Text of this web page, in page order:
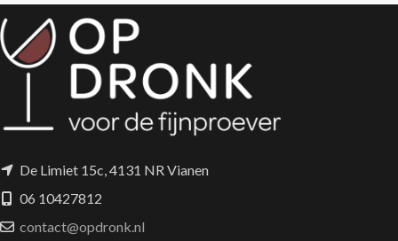
De Limiet 15c, 4131 NR Vianen
06 10427812
contact@opdronk.nl